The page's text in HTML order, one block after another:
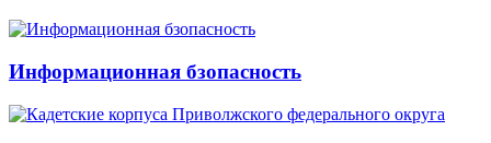
Информационная бзопасность